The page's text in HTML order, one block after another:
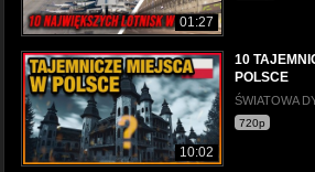
01:27
10:02
10
POLSCE
ŚWIATOWA
720p